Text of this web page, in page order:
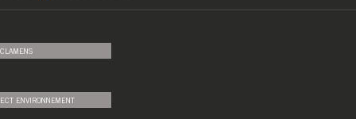
CLAMENS
ECT ENVIRONNEMENT